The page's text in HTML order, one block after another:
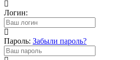
Логин:
Пароль: Забыли пароль?